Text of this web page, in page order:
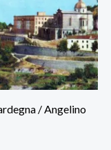
/ Angelino